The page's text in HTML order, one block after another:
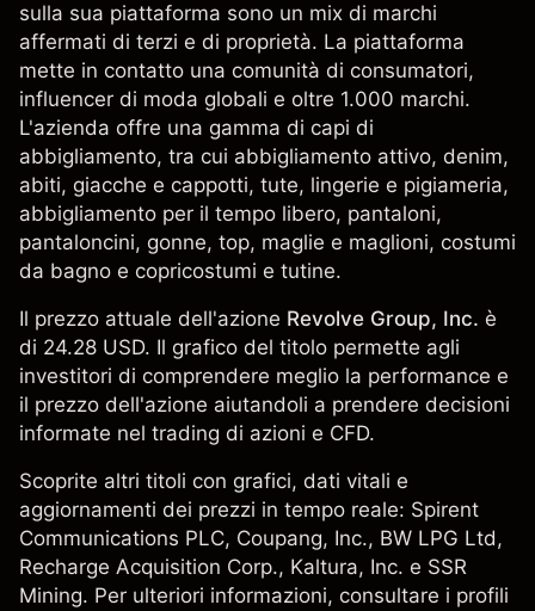
sulla sua piattaforma sono un mix di marchi
affermati di terzi e di proprietà. La piattaforma
mette in contatto una comunità di consumatori,
influencer di moda globali e oltre 1.000 marchi.
L'azienda offre una gamma di capi di
abbigliamento, tra cui abbigliamento attivo, denim,
abiti, giacche e cappotti, tute, lingerie e pigiameria,
abbigliamento per il tempo libero, pantaloni,
pantaloncini, gonne, top, maglie e maglioni, costumi
da bagno e copricostumi e tutine.
Il prezzo attuale dell'azione Revolve Group, Inc. è
di 24.28 USD. Il grafico del titolo permette agli
investitori di comprendere meglio la performance e
il prezzo dell'azione aiutandoli a prendere decisioni
informate nel trading di azioni e CFD.
Scoprite altri titoli con grafici, dati vitali e
aggiornamenti dei prezzi in tempo reale: Spirent
Communications PLC, Coupang, Inc., BW LPG Ltd,
Recharge Acquisition Corp., Kaltura, Inc. e SSR
Mining. Per ulteriori informazioni, consultare i profili